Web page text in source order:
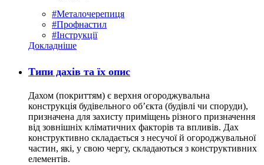
#Металочерепиця
#Профнастил
#Інструкції
Докладніше
Типи дахів та їх опис
Дахом (покриттям) є верхня огороджувальна
конструкція будівельного об’єкта (будівлі чи споруди),
призначена для захисту приміщень різного призначення
від зовнішніх кліматичних факторів та впливів. Дах
конструктивно складається з несучої й огороджувальної
частин, які, у свою чергу, складаються з конструктивних
елементів.